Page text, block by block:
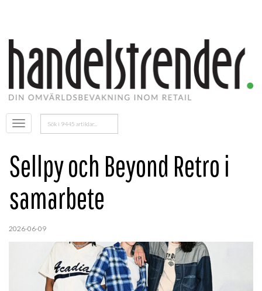
Öppna
menyn
Sök
efter:
Sellpy och Beyond Retro i
samarbete
2026-06-09